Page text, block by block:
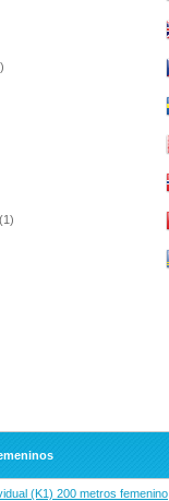
(1)
(K1) 200 metros femenino